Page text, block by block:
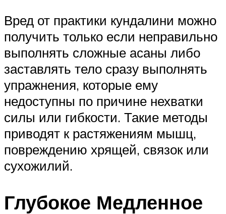
Вред от практики кундалини можно
получить только если неправильно
выполнять сложные асаны либо
заставлять тело сразу выполнять
упражнения, которые ему
недоступны по причине нехватки
силы или гибкости. Такие методы
приводят к растяжениям мышц,
повреждению хрящей, связок или
сухожилий.
Глубокое Медленное